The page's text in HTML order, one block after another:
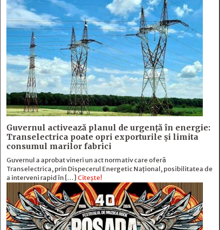
Guvernul activează planul de urgență în energie:
Transelectrica poate opri exporturile și limita
consumul marilor fabrici
Guvernul a aprobat vineri un act normativ care oferă
Transelectrica, prin Dispecerul Energetic Național, posibilitatea de
a interveni rapid în […] Citește!